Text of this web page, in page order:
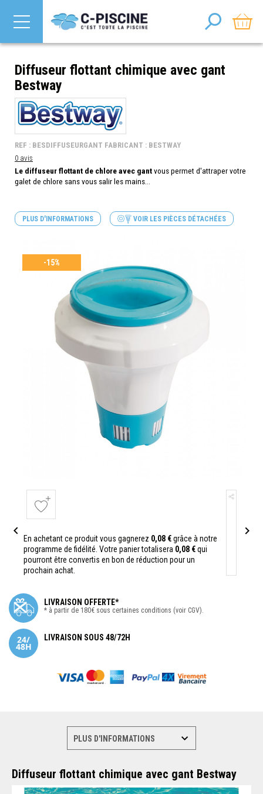
Diffuseur flottant chimique avec gant
Bestway
0 avis
REF : BESDIFFUSEURGANT FABRICANT : BESTWAY
Le diffuseur flottant de chlore avec gantvous permet d'attraper votre
galet de chlore sans vous salir les mains...
PLUS D'INFORMATIONS VOIR LES PIÈCES DÉTACHÉES
-15%
En achetant ce produit vous gagnerez 0,08 €grâce à notre
programme de fidélité. Votre panier totalisera 0,08 €qui
pourront être convertis en bon de réduction pour un
prochain achat.
 
LIVRAISON OFFERTE*
* à partir de 180€ sous certaines conditions (voir CGV).
LIVRAISON SOUS 48/72H
Diffuseur flottant chimique avec gant Bestway